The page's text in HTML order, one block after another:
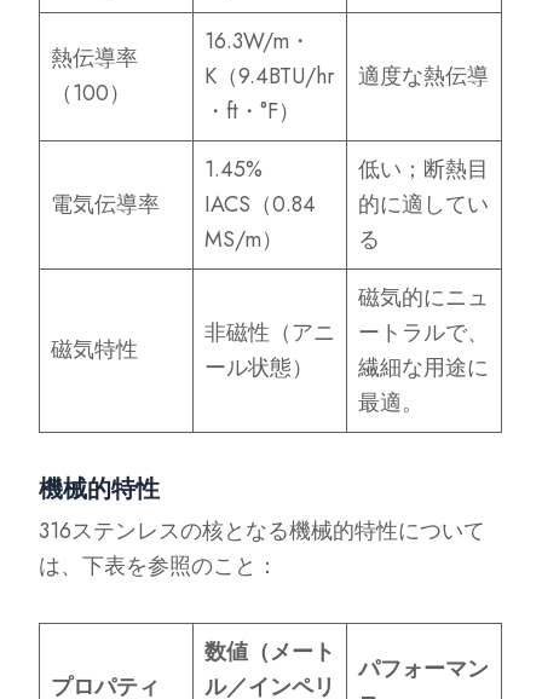
熱伝導率
（100）
16.3W/m・
K（9.4BTU/hr
・ft・°F）
適度な熱伝導
電気伝導率
1.45%
IACS（0.84
MS/m）
低い；断熱目
的に適してい
る
磁気特性
非磁性（アニ
ール状態）
磁気的にニュ
ートラルで、
繊細な用途に
最適。
機械的特性
316ステンレスの核となる機械的特性について
は、下表を参照のこと：
プロパティ
数値（メート
ル／インペリ
パフォーマン